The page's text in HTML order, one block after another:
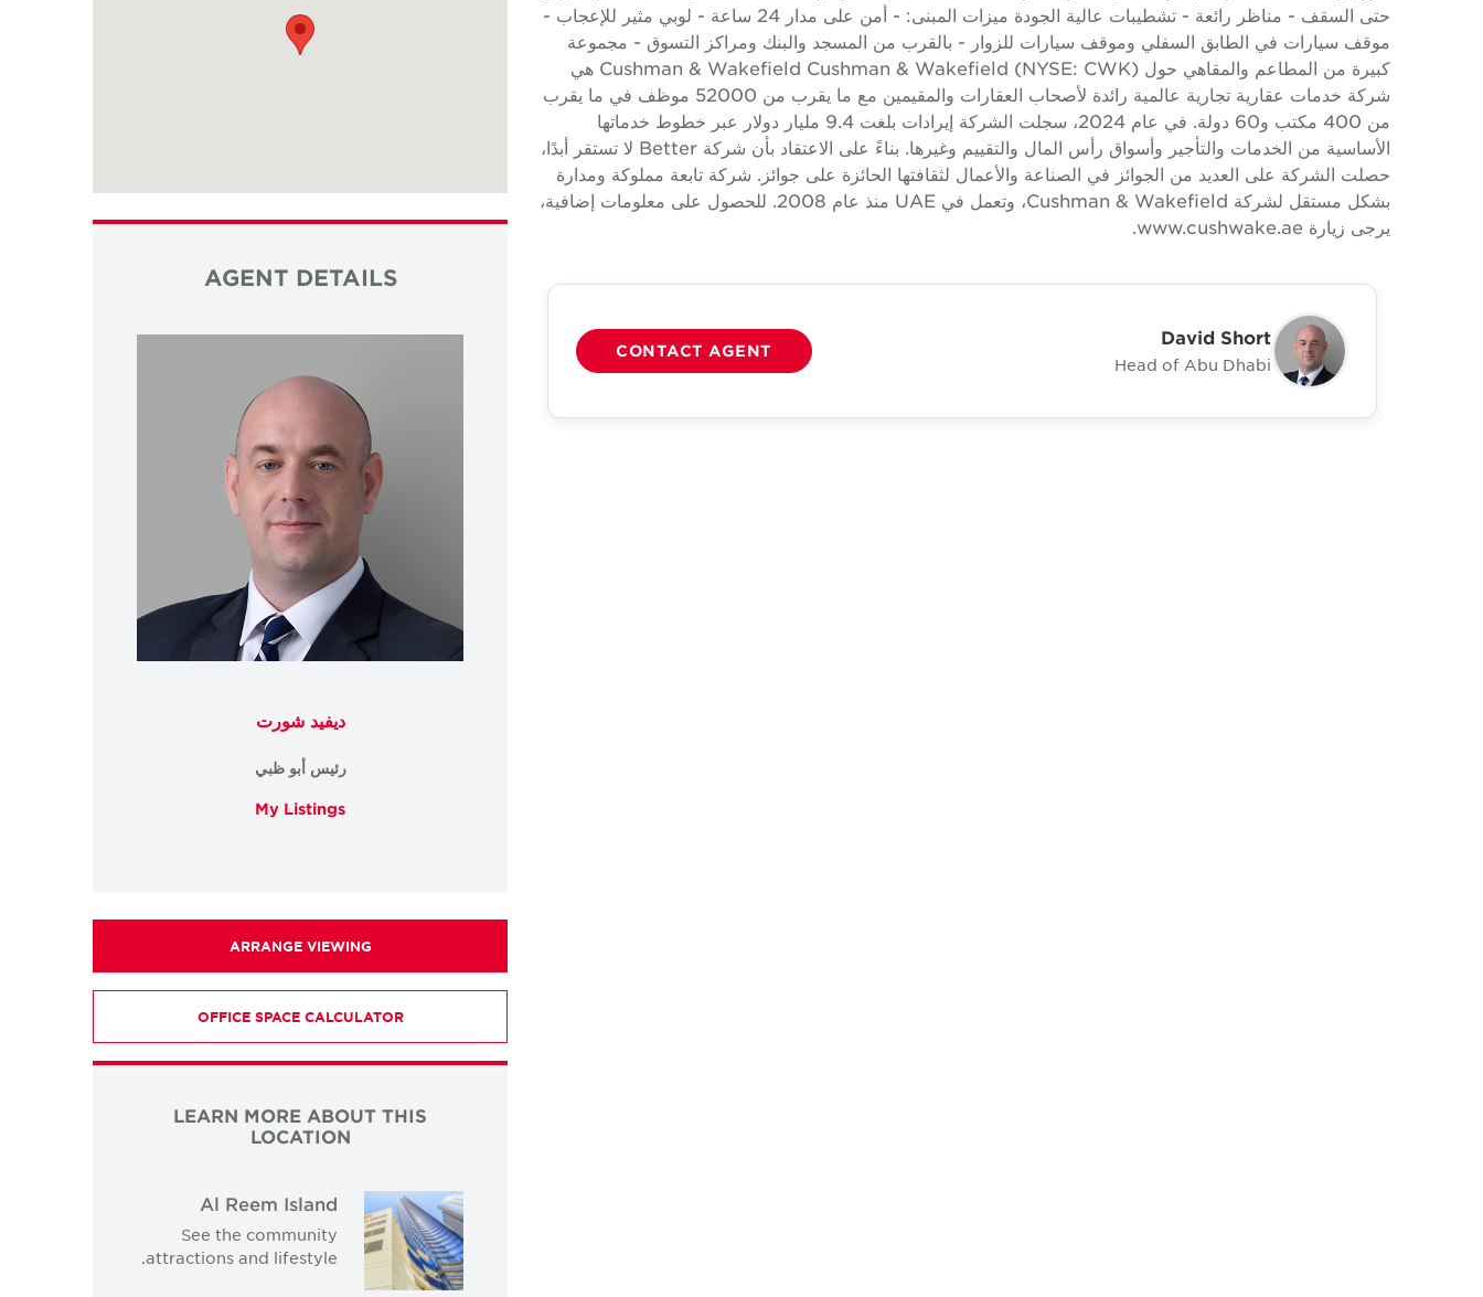
حتى السقف - مناظر رائعة - تشطيبات عالية الجودة ميزات المبنى: - أمن على مدار 24 ساعة - لوبي مثير للإعجاب -
موقف سيارات في الطابق السفلي وموقف سيارات للزوار - بالقرب من المسجد والبنك ومراكز التسوق - مجموعة
كبيرة من المطاعم والمقاهي حول Cushman & Wakefield Cushman & Wakefield (NYSE: CWK) هي
شركة خدمات عقارية تجارية عالمية رائدة لأصحاب العقارات والمقيمين مع ما يقرب من 52000 موظف في ما يقرب
من 400 مكتب و60 دولة. في عام 2024، سجلت الشركة إيرادات بلغت 9.4 مليار دولار عبر خطوط خدماتها
الأساسية من الخدمات والتأجير وأسواق رأس المال والتقييم وغيرها. بناءً على الاعتقاد بأن شركة Better لا تستقر أبدًا،
حصلت الشركة على العديد من الجوائز في الصناعة والأعمال لثقافتها الحائزة على جوائز. شركة تابعة مملوكة ومدارة
بشكل مستقل لشركة Cushman & Wakefield، وتعمل في UAE منذ عام 2008. للحصول على معلومات إضافية،
يرجى زيارة www.cushwake.ae.
David Short
Head of Abu Dhabi
CONTACT AGENT
AGENT DETAILS
ديفيد شورت
رئيس أبو ظبي
My Listings
ARRANGE VIEWING
OFFICE SPACE CALCULATOR
LEARN MORE ABOUT THIS
LOCATION
Al Reem Island
See the community
attractions and lifestyle.